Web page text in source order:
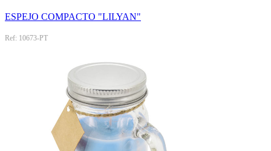
ESPEJO COMPACTO "LILYAN"
Ref: 10673-PT